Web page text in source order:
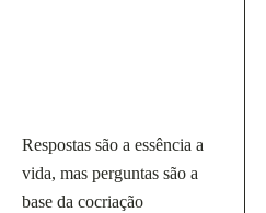
Respostas são a essência a
vida, mas perguntas são a
base da cocriação